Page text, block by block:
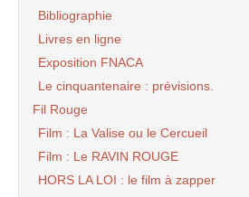
Bibliographie
Livres en ligne
Exposition FNACA
Le cinquantenaire : prévisions.
Fil Rouge
Film : La Valise ou le Cercueil
Film : Le RAVIN ROUGE
HORS LA LOI : le film à zapper